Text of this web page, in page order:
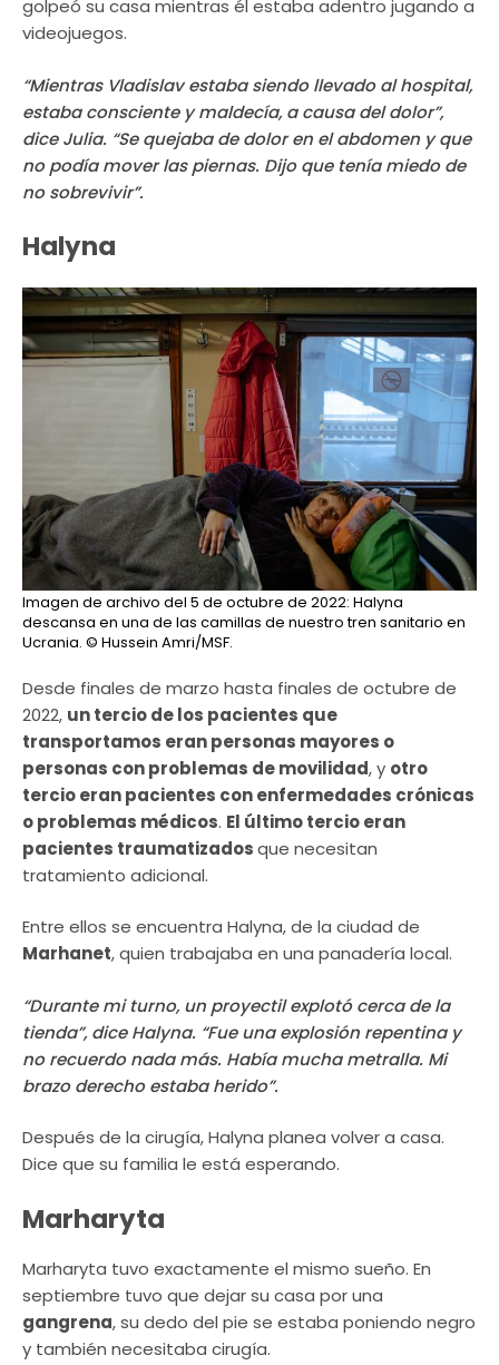
golpeó su casa mientras él estaba adentro jugando a
videojuegos.
“Mientras Vladislav estaba siendo llevado al hospital,
estaba consciente y maldecía, a causa del dolor”,
dice Julia. “Se quejaba de dolor en el abdomen y que
no podía mover las piernas. Dijo que tenía miedo de
no sobrevivir”.
Halyna
Imagen de archivo del 5 de octubre de 2022: Halyna
descansa en una de las camillas de nuestro tren sanitario en
Ucrania. © Hussein Amri/MSF.
Desde finales de marzo hasta finales de octubre de
2022, un tercio de los pacientes que
transportamos eran personas mayores o
personas con problemas de movilidad, y otro
tercio eran pacientes con enfermedades crónicas
o problemas médicos. El último tercio eran
pacientes traumatizadosque necesitan
tratamiento adicional.
Entre ellos se encuentra Halyna, de la ciudad de
Marhanet, quien trabajaba en una panadería local.
“Durante mi turno, un proyectil explotó cerca de la
tienda”, dice Halyna. “Fue una explosión repentina y
no recuerdo nada más. Había mucha metralla. Mi
brazo derecho estaba herido”.
Después de la cirugía, Halyna planea volver a casa.
Dice que su familia le está esperando.
Marharyta
Marharyta tuvo exactamente el mismo sueño. En
septiembre tuvo que dejar su casa por una
gangrena, su dedo del pie se estaba poniendo negro
y también necesitaba cirugía.